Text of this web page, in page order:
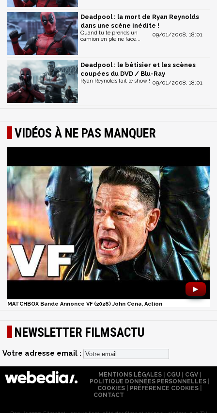
Deadpool : la mort de Ryan Reynolds
dans une scène inédite !
09/01/2008, 18:01
Quand tu te prends un
camion en pleine face...
Deadpool : le bêtisier et les scènes
coupées du DVD / Blu-Ray
09/01/2008, 18:01
Ryan Reynolds fait le show !
VIDÉOS À NE PAS MANQUER
►
MATCHBOX Bande Annonce VF (2026) John Cena, Action
NEWSLETTER FILMSACTU
Votre adresse email :
MENTIONS LÉGALES| CGU| CGV|
POLITIQUE DONNÉES PERSONNELLES
COOKIES
PRÉFÉRENCE COOKIES
CONTACT